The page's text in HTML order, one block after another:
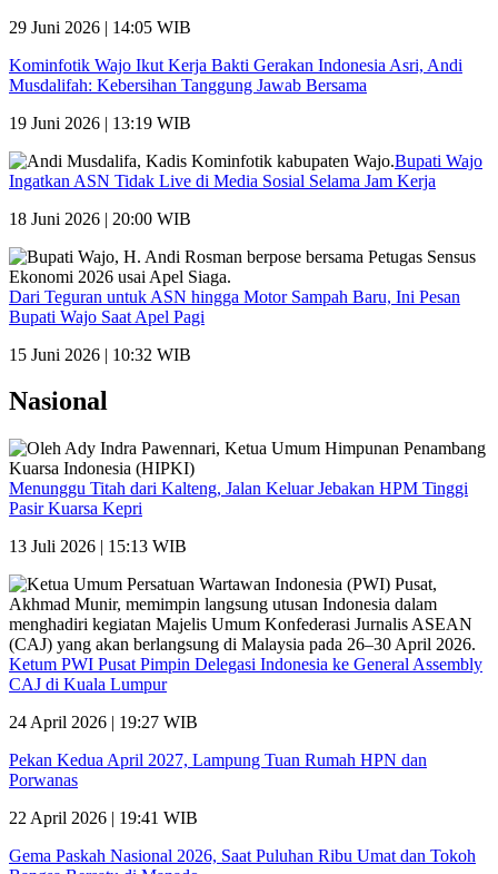
29 Juni 2026 | 14:05 WIB
Kominfotik Wajo Ikut Kerja Bakti Gerakan Indonesia Asri, Andi
Musdalifah: Kebersihan Tanggung Jawab Bersama
19 Juni 2026 | 13:19 WIB
Bupati Wajo
Ingatkan ASN Tidak Live di Media Sosial Selama Jam Kerja
18 Juni 2026 | 20:00 WIB
Dari Teguran untuk ASN hingga Motor Sampah Baru, Ini Pesan
Bupati Wajo Saat Apel Pagi
15 Juni 2026 | 10:32 WIB
Nasional
Menunggu Titah dari Kalteng, Jalan Keluar Jebakan HPM Tinggi
Pasir Kuarsa Kepri
13 Juli 2026 | 15:13 WIB
Ketum PWI Pusat Pimpin Delegasi Indonesia ke General Assembly
CAJ di Kuala Lumpur
24 April 2026 | 19:27 WIB
Pekan Kedua April 2027, Lampung Tuan Rumah HPN dan
Porwanas
22 April 2026 | 19:41 WIB
Gema Paskah Nasional 2026, Saat Puluhan Ribu Umat dan Tokoh